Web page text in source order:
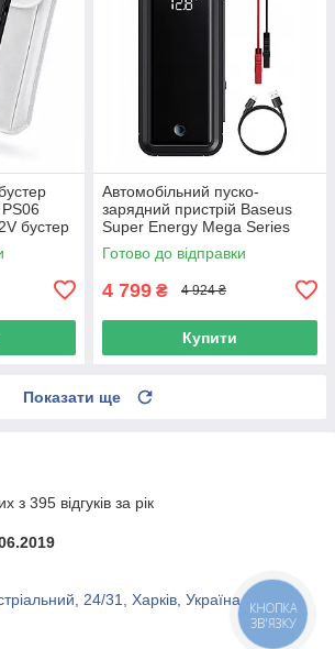
бустер
Автомобільний пуско-
зарядний пристрій Baseus
Super Energy Mega Series
Supercapacitor Car Jump
Starter 3000A Twilight Grey
Готово до відправки
4 799 ₴ 4 924 ₴
Купити
Показати ще
з 395 відгуків за рік
24/31, Харків, Україна КНОПКА
ЗВ'ЯЗКУ